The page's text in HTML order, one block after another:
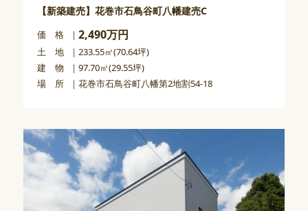
【新築建売】花巻市石鳥谷町八幡建売C
価 格 2,490万円
土 地
233.55㎡(70.64坪)
建 物
97.70㎡(29.55坪)
場 所
花巻市石鳥谷町八幡第2地割54-18